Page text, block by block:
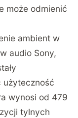
może odmienić
ambient w
audio Sony,
użyteczność
wynosi od 479
tylnych